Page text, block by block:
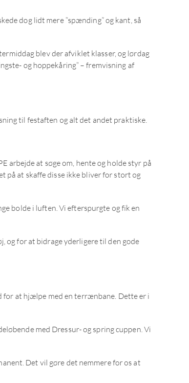
dog lidt mere ”spænding” og kant, så
blev der afviklet klasser, og lørdag
og hoppekåring” – fremvisning af
til festaften og alt det andet praktiske.
arbejde at søge om, hente og holde styr på
på at skaffe disse ikke bliver for stort og
bolde i luften. Vi efterspurgte og fik en
og for at bidrage yderligere til den gode
for at hjælpe med en terrænbane. Dette er i
med Dressur- og spring cuppen. Vi
Det vil gøre det nemmere for os at